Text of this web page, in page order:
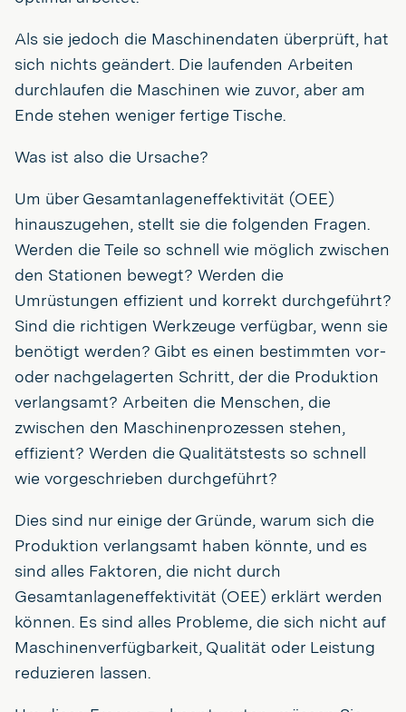
Als sie jedoch die Maschinendaten überprüft, hat
sich nichts geändert. Die laufenden Arbeiten
durchlaufen die Maschinen wie zuvor, aber am
Ende stehen weniger fertige Tische.
Was ist also die Ursache?
Um über Gesamtanlageneffektivität (OEE)
hinauszugehen, stellt sie die folgenden Fragen.
Werden die Teile so schnell wie möglich zwischen
den Stationen bewegt? Werden die
Umrüstungen effizient und korrekt durchgeführt?
Sind die richtigen Werkzeuge verfügbar, wenn sie
benötigt werden? Gibt es einen bestimmten vor-
oder nachgelagerten Schritt, der die Produktion
verlangsamt? Arbeiten die Menschen, die
zwischen den Maschinenprozessen stehen,
effizient? Werden die Qualitätstests so schnell
wie vorgeschrieben durchgeführt?
Dies sind nur einige der Gründe, warum sich die
Produktion verlangsamt haben könnte, und es
sind alles Faktoren, die nicht durch
Gesamtanlageneffektivität (OEE) erklärt werden
können. Es sind alles Probleme, die sich nicht auf
Maschinenverfügbarkeit, Qualität oder Leistung
reduzieren lassen.